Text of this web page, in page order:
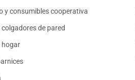
y consumibles cooperativa
de pared
hogar